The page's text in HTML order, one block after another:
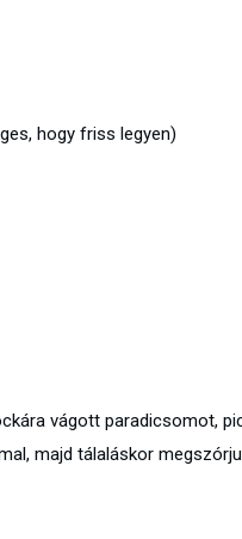
hogy friss legyen)
vágott paradicsomot,
majd tálaláskor